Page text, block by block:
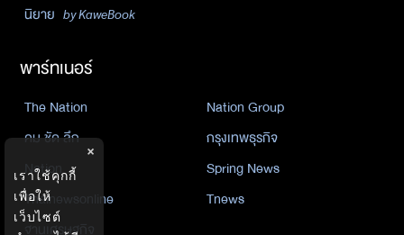
นิยาย by KaweBook
พาร์ทเนอร์
The Nation
Nation Group
คม ชัด ลึก
กรุงเทพธุรกิจ
Nation
Spring News
Thainewsonline
Tnews
ฐานเศรษฐกิจ
×
เราใช้คุกกี้
เพื่อให้
เว็บไซต์